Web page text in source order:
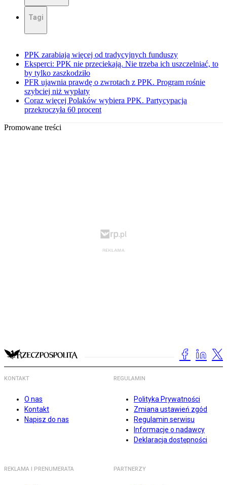
Tagi
PPK zarabiają więcej od tradycyjnych funduszy
Eksperci: PPK nie przeciekają. Nie trzeba ich uszczelniać, to
by tylko zaszkodziło
PFR ujawnia prawdę o zwrotach z PPK. Program rośnie
szybciej niż wypłaty
Coraz więcej Polaków wybiera PPK. Partycypacja
przekroczyła 60 procent
Promowane treści
KONTAKT
O nas
Kontakt
Napisz do nas
REGULAMIN
Polityka Prywatności
Zmiana ustawień zgód
Regulamin serwisu
Informacje o nadawcy
Deklaracja dostępności
REKLAMA I PRENUMERATA PARTNERZY